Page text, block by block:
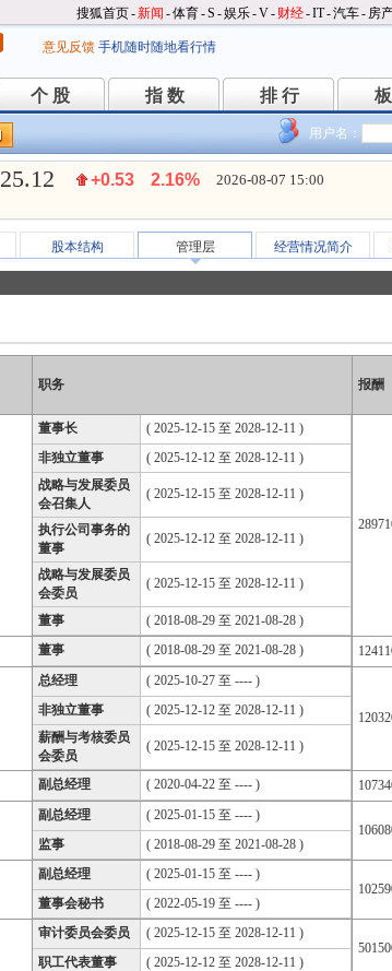
搜狐首页-新闻 -体育-S -娱乐-V- 财经-IT-汽车- 房
意见反馈 手机随时随地看行情
个 股
个 股 指 数
指 数 排 行
排 行
用户名：
25.12 +0.53 2.16% 2026-08-07 15:00
股本结构 管理层 经营情况简介
职务 报酬
董事长
( 2025-12-15 至 2028-12-11 )
非独立董事
( 2025-12-12 至 2028-12-11 )
战略与发展委员
会召集人
( 2025-12-15 至 2028-12-11 )
执行公司事务的
董事
( 2025-12-12 至 2028-12-11 )
战略与发展委员
会委员
( 2025-12-15 至 2028-12-11 )
董事 ( 2018-08-29 至 2021-08-28 )
董事 ( 2018-08-29 至 2021-08-28 )
总经理
( 2025-10-27 至 ---- )
非独立董事
( 2025-12-12 至 2028-12-11 )
薪酬与考核委员
会委员
( 2025-12-15 至 2028-12-11 )
副总经理 ( 2020-04-22 至 ---- )
副总经理
( 2025-01-15 至 ---- )
监事
( 2018-08-29 至 2021-08-28 )
副总经理
( 2025-01-15 至 ---- )
董事会秘书
( 2022-05-19 至 ---- )
审计委员会委员
( 2025-12-15 至 2028-12-11 )
职工代表董事
( 2025-12-12 至 2028-12-11 )